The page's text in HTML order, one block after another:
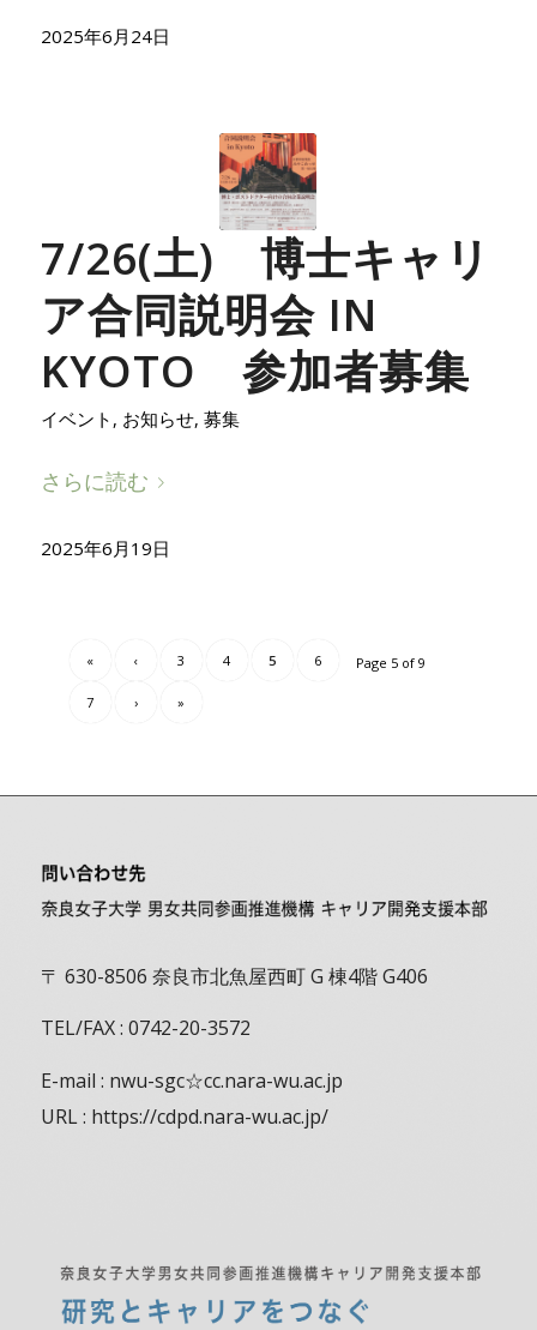
2025年6月24日
7/26(土) 博士キャリ
ア合同説明会 IN
KYOTO 参加者募集
イベント , お知らせ, 募集
さらに読む
2025年6月19日
Page 5 of 9
« ‹ 3 4 5 6
7 › »
〒 630-8506 奈良市北魚屋西町 G 棟4階 G406
TEL/FAX : 0742-20-3572
E-mail : nwu-sgc☆cc.nara-wu.ac.jp
URL : https://cdpd.nara-wu.ac.jp/